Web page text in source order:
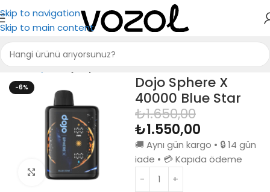
Skip to navigation
Skip to main content
Ana Sayfa Dojo Sphere X 40000
-6%
Büyütmek için tıkla
Dojo Sphere X
40000 Blue Star
₺1.650,00
₺1.550,00
🚚 Aynı gün kargo • 🔒 14 gün
iade • 💳 Kapıda ödeme